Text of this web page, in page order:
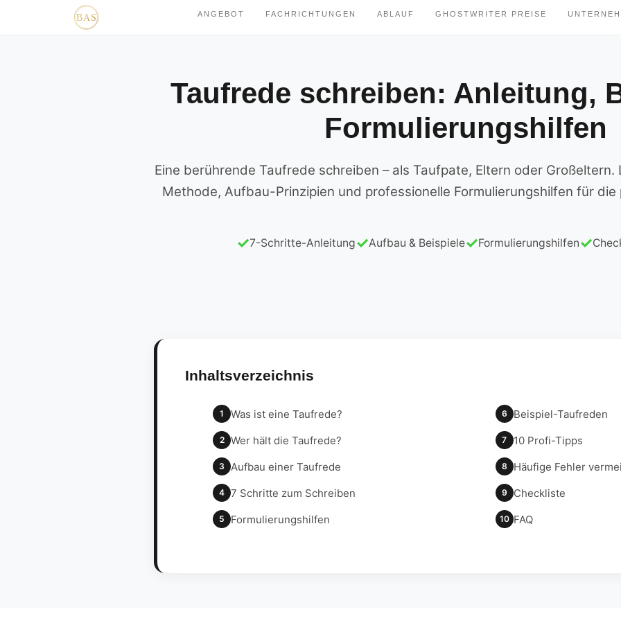
ANGEBOT FACHRICHTUNGEN ABLAUF GHOSTWRITER PREISE
Taufrede schreiben: Anleitung,
Formulierungshilfen
Eine berührende Taufrede schreiben – als Taufpate, Eltern oder
Methode, Aufbau-Prinzipien und professionelle Formulierungshilfen für
7-Schritte-Anleitung Aufbau & Beispiele Formulierungshilfen
Inhaltsverzeichnis
1 Was ist eine Taufrede?
2 Wer hält die Taufrede?
3 Aufbau einer Taufrede
4 7 Schritte zum Schreiben
5 Formulierungshilfen
6 Beispiel-Taufreden
7 10 Profi-Tipps
8 Häufige Fehler
9 Checkliste
10 FAQ